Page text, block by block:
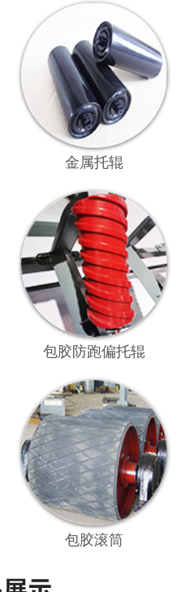
金属托辊
包胶防跑偏托辊
包胶滚筒